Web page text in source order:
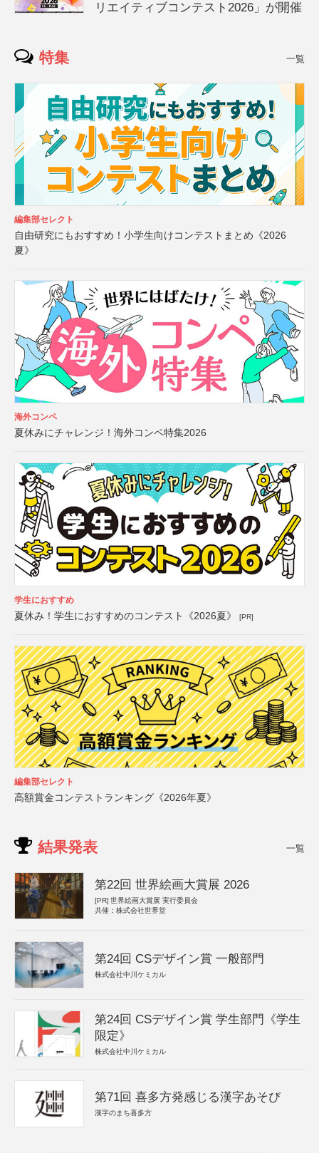
リエイティブコンテスト2026」が開催
特集 一覧
編集部セレクト
自由研究にもおすすめ！小学生向けコンテストまとめ《2026
夏》
海外コンペ
夏休みにチャレンジ！海外コンペ特集2026
学生におすすめ
夏休み！学生におすすめのコンテスト《2026夏》 [PR]
編集部セレクト
高額賞金コンテストランキング《2026年夏》
結果発表 一覧
第22回 世界絵画大賞展 2026
[PR] 世界絵画大賞展 実行委員会
共催：株式会社世界堂
第24回 CSデザイン賞 一般部門
株式会社中川ケミカル
第24回 CSデザイン賞 学生部門《学生
限定》
株式会社中川ケミカル
第71回 喜多方発感じる漢字あそび
漢字のまち喜多方